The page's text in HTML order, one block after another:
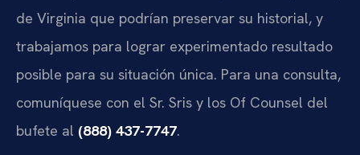
de Virginia que podrían preservar su historial, y
trabajamos para lograr experimentado resultado
posible para su situación única. Para una consulta,
comuníquese con el Sr. Sris y los Of Counsel del
bufete al (888) 437-7747.